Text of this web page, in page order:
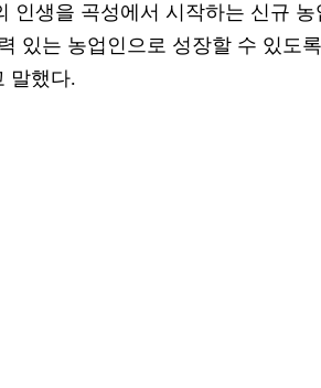
인생을 곡성에서 시작하는 신규
있는 농업인으로 성장할 수 있도
말했다.